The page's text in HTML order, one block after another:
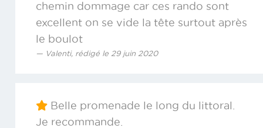
chemin dommage car ces rando sont
excellent on se vide la tête surtout après
le boulot
Valenti, rédigé le 29 juin 2020
Belle promenade le long du littoral.
Je recommande.